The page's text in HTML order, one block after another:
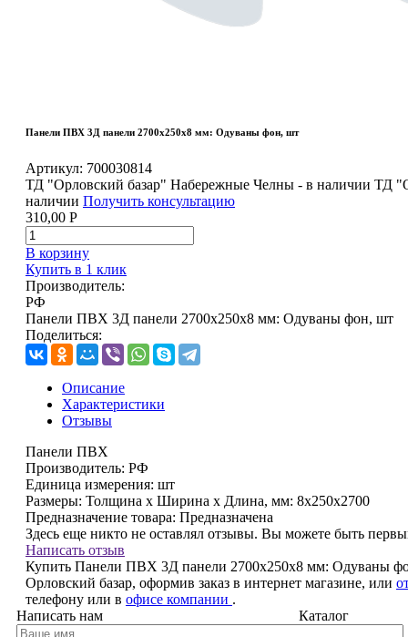
Панели ПВХ 3Д панели 2700х250х8 мм: Одуваны фон, шт
Артикул: 700030814
ТД "Орловский базар" Набережные Челны - в наличии ТД
наличии Получить консультацию
310,00 Р
В корзину
Купить в 1 клик
Производитель:
РФ
Панели ПВХ 3Д панели 2700х250х8 мм: Одуваны фон, шт
Поделиться:
Описание
Характеристики
Отзывы
Панели ПВХ
Производитель: РФ
Единица измерения: шт
Размеры: Толщина х Ширина х Длина, мм: 8х250х2700
Предназначение товара: Предназначена
Здесь еще никто не оставлял отзывы. Вы можете быть
Написать отзыв
Купить Панели ПВХ 3Д панели 2700х250х8 мм: Одуваны
Орловский базар, оформив заказ в интернет магазине, или
телефону или в офисе компании .
Написать нам
Каталог